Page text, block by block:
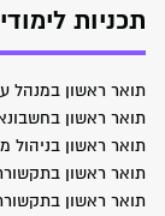
תכניות
תואר ראשון במנהל
תואר ראשון
תואר ראשון בניהול
תואר ראשון
תואר ראשון